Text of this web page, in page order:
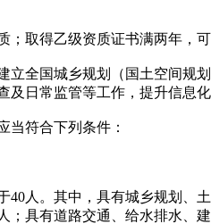
取得乙级资质证书满两年，
全国城乡规划（国土空间规
及日常监管等工作，提升信息
符合下列条件：
人。其中，具有城乡规划、
；具有道路交通、给水排水、